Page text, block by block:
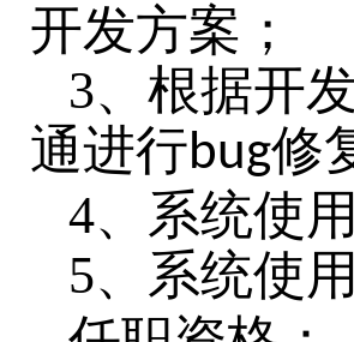
开发方案；
3、根据开
通进行bug修
4、系统使
5、系统使